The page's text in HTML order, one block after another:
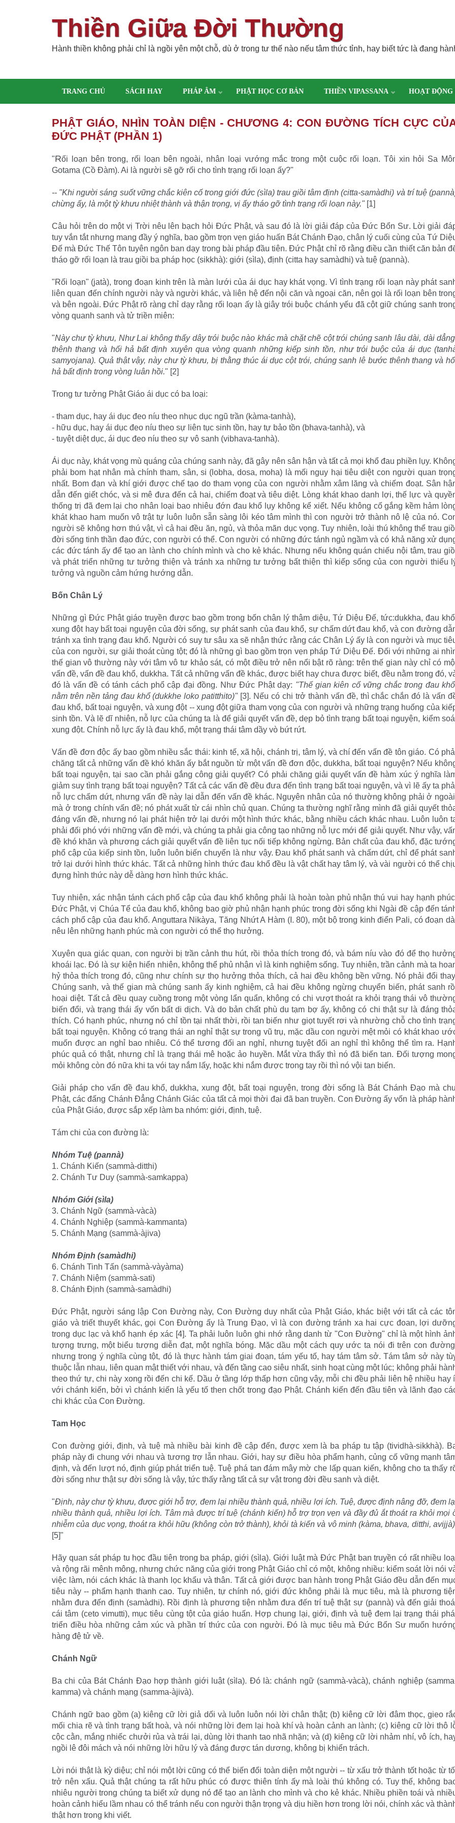
Thiền Giữa Đời Thường
Hành thiền không phải chỉ là ngồi yên một chỗ, dù ở trong tư thế nào nếu tâm thức tỉnh, hay biết tức là đang
TRANG CHỦ SÁCH HAY PHÁP ÂM PHẬT HỌC CƠ BẢN THIỀN VIPASSANA HOẠT ĐỘNG
PHẬT GIÁO, NHÌN TOÀN DIỆN - CHƯƠNG 4: CON ĐƯỜNG TÍCH CỰC
ĐỨC PHẬT (PHẦN 1)
"Rối loạn bên trong, rối loạn bên ngoài, nhân loại vướng mắc trong một cuộc rối loạn. Tôi xin hỏi Sa
Gotama (Cồ Ðàm). Ai là người sẽ gỡ rối cho tình trạng rối loạn ấy?"
-- "Khi người sáng suốt vững chắc kiên cố trong giới đức (sìla) trau giồi tâm định (citta-samàdhi) và trí tuệ
chừng ấy, là một tỳ khưu nhiệt thành và thận trọng, vị ấy tháo gỡ tình trạng rối loạn này." [1]
Câu hỏi trên do một vị Trời nêu lên bạch hỏi Ðức Phật, và sau đó là lời giải đáp của Ðức Bổn Sư. Lời giải
tuy vắn tắt nhưng mang đầy ý nghĩa, bao gồm trọn vẹn giáo huấn Bát Chánh Ðạo, chân lý cuối cùng của Tứ
Ðế mà Ðức Thế Tôn tuyên ngôn ban dạy trong bài pháp đầu tiên. Ðức Phật chỉ rõ rằng điều cần thiết căn bản
tháo gỡ rối loạn là trau giồi ba pháp học (sikkhà): giới (sìla), định (citta hay samàdhi) và tuệ (pannà).
"Rối loạn" (jatà), trong đoạn kinh trên là màn lưới của ái dục hay khát vọng. Vì tình trạng rối loạn này phát
liên quan đến chính người này và người khác, và liên hệ đến nội căn và ngoại căn, nên gọi là rối loạn bên
và bên ngoài. Ðức Phật rõ ràng chỉ dạy rằng rối loạn ấy là giây trói buộc chánh yếu đã cột giữ chúng sanh
vòng quanh sanh và tử triền miên:
"Này chư tỳ khưu, Như Lai không thấy dây trói buộc nào khác mà chặt chẽ cột trói chúng sanh lâu dài, dài
thênh thang và hối hả bất định xuyên qua vòng quanh những kiếp sinh tồn, như trói buộc của ái dục
samyojana). Quả thật vậy, này chư tỳ khưu, bị thằng thúc ái dục cột trói, chúng sanh lê bước thênh thang và
hả bất định trong vòng luân hồi." [2]
Trong tư tưởng Phật Giáo ái dục có ba loại:
- tham dục, hay ái dục đeo níu theo nhục dục ngũ trần (kàma-tanhà),
- hữu dục, hay ái dục đeo níu theo sự liên tục sinh tồn, hay tự bảo tồn (bhava-tanhà), và
- tuyệt diệt dục, ái dục đeo níu theo sự vô sanh (vibhava-tanhà).
Ái dục này, khát vọng mù quáng của chúng sanh này, đã gây nên sân hận và tất cả mọi khổ đau phiền lụy.
phải bom hạt nhân mà chính tham, sân, si (lobha, dosa, moha) là mối nguy hại tiêu diệt con người quan
nhất. Bom đạn và khí giới được chế tạo do tham vọng của con người nhằm xâm lăng và chiếm đoạt. Sân
dẫn đến giết chóc, và si mê đưa đến cả hai, chiếm đoạt và tiêu diệt. Lòng khát khao danh lợi, thế lực và
thống trị đã đem lại cho nhân loại bao nhiêu đớn đau khổ lụy không kể xiết. Nếu không cố gắng kềm hảm
khát khao ham muốn vô trật tự luôn luôn sẵn sàng lôi kéo tâm mình thì con người trở thành nô lệ của nó.
người sẽ không hơn thú vật, vì cả hai đều ăn, ngủ, và thỏa mãn dục vọng. Tuy nhiên, loài thú không thể trau
đời sống tinh thần đạo đức, con người có thể. Con người có những đức tánh ngủ ngầm và có khả năng xử
các đức tánh ấy để tạo an lành cho chính mình và cho kẻ khác. Nhưng nếu không quán chiếu nội tâm, trau
và phát triển những tư tưởng thiện và tránh xa những tư tưởng bất thiện thì kiếp sống của con người thiếu
tưởng và nguồn cảm hứng hướng dẫn.
Bốn Chân Lý
Những gì Ðức Phật giáo truyền được bao gồm trong bốn chân lý thâm diệu, Tứ Diệu Ðế, tức:dukkha, đau
xung đột hay bất toại nguyện của đời sống, sự phát sanh của đau khổ, sự chấm dứt đau khổ, và con đường
tránh xa tình trạng đau khổ. Người có suy tư sâu xa sẽ nhận thức rằng các Chân Lý ấy là con người và mục
của con người, sự giải thoát cùng tột; đó là những gì bao gồm trọn vẹn pháp Tứ Diệu Ðế. Ðối với những ai
thế gian vô thường này với tâm vô tư khảo sát, có một điều trở nên nổi bật rõ ràng: trên thế gian này chỉ có
vấn đề, vấn đề đau khổ, dukkha. Tất cả những vấn đề khác, được biết hay chưa được biết, đều nằm trong đó,
đó là vấn đề có tánh cách phổ cập đại đồng. Như Ðức Phật dạy: "Thế gian kiên cố vững chắc trong đau
nằm trên nền tảng đau khổ (dukkhe loko patitthito)"[3]. Nếu có chi trở thành vấn đề, thì chắc chắn đó là vấn
đau khổ, bất toại nguyện, và xung đột -- xung đột giữa tham vọng của con người và những trạng huống của
sinh tồn. Và lẽ dĩ nhiên, nỗ lực của chúng ta là để giải quyết vấn đề, dẹp bỏ tình trạng bất toại nguyện, kiểm
xung đột. Chính nỗ lực ấy là đau khổ, một trạng thái tâm dầy vò bứt rứt.
Vấn đề đơn độc ấy bao gồm nhiều sắc thái: kinh tế, xã hội, chánh trị, tâm lý, và chí đến vấn đề tôn giáo. Có
chăng tất cả những vấn đề khó khăn ấy bắt nguồn từ một vấn đề đơn độc, dukkha, bất toại nguyện? Nếu
bất toại nguyện, tại sao cần phải gắng công giải quyết? Có phải chăng giải quyết vấn đề hàm xúc ý nghĩa
giảm suy tình trạng bất toại nguyện? Tất cả các vấn đề đều đưa đến tình trạng bất toại nguyện, và vì lẽ ấy ta
nỗ lực chấm dứt, nhưng vấn đề này lại dẫn đến vấn đề khác. Nguyên nhân của nó thường không phải ở
mà ở trong chính vấn đề; nó phát xuất từ cái nhìn chủ quan. Chúng ta thường nghĩ rằng mình đã giải quyết
đáng vấn đề, nhưng nó lại phát hiện trở lại dưới một hình thức khác, bằng nhiều cách khác nhau. Luôn luôn
phải đối phó với những vấn đề mới, và chúng ta phải gia công tạo những nỗ lực mới để giải quyết. Như vậy,
đề khó khăn và phương cách giải quyết vấn đề liên tục nối tiếp không ngừng. Bản chất của đau khổ, đặc
phổ cập của kiếp sinh tồn, luôn luôn biến chuyển là như vậy. Ðau khổ phát sanh và chấm dứt, chỉ để phát
trở lại dưới hình thức khác. Tất cả những hình thức đau khổ đều là vật chất hay tâm lý, và vài người có thể
đựng hình thức này dễ dàng hơn hình thức khác.
Tuy nhiên, xác nhận tánh cách phổ cập của đau khổ không phải là hoàn toàn phủ nhận thú vui hay hạnh
Ðức Phật, vị Chúa Tể của đau khổ, không bao giờ phủ nhận hạnh phúc trong đời sống khi Ngài đề cập đến
cách phổ cập của đau khổ. Anguttara Nikàya, Tăng Nhứt A Hàm (I. 80), một bộ trong kinh điển Pali, có đoạn
nêu lên những hạnh phúc mà con người có thể thọ hưởng.
Xuyên qua giác quan, con người bị trần cảnh thu hút, rồi thỏa thích trong đó, và bám níu vào đó để thọ
khoái lạc. Ðó là sự kiện hiển nhiên, không thể phủ nhận vì là kinh nghiệm sống. Tuy nhiên, trần cảnh mà ta
hỷ thỏa thích trong đó, cũng như chính sự thọ hưởng thỏa thích, cả hai đều không bền vững. Nó phải đổi
Chúng sanh, và thế gian mà chúng sanh ấy kinh nghiệm, cả hai đều không ngừng chuyển biến, phát sanh
hoại diệt. Tất cả đều quay cuồng trong một vòng lẩn quẩn, không có chi vượt thoát ra khỏi trạng thái vô
biến đổi, và trạng thái ấy vốn bất di dịch. Và do bản chất phù du tạm bợ ấy, không có chi thật sự là đáng
thích. Có hạnh phúc, nhưng nó chỉ tồn tại nhất thời, rồi tan biến như giọt tuyết rơi và nhường chỗ cho tình
bất toại nguyện. Không có trạng thái an nghỉ thật sự trong vũ trụ, mặc dầu con người mệt mỏi có khát khao
muốn được an nghỉ bao nhiêu. Có thể tương đối an nghỉ, nhưng tuyệt đối an nghỉ thì không thể tìm ra.
phúc quả có thật, nhưng chỉ là trạng thái mê hoặc ảo huyền. Mắt vừa thấy thì nó đã biến tan. Ðối tượng
mỏi không còn đó nữa khi ta vói tay nắm lấy, hoặc khi nắm được trong tay rồi thì nó vội tan biến.
Giải pháp cho vấn đề đau khổ, dukkha, xung đột, bất toại nguyện, trong đời sống là Bát Chánh Ðạo mà
Phật, các đấng Chánh Ðẳng Chánh Giác của tất cả mọi thời đại đã ban truyền. Con Ðường ấy vốn là pháp
của Phật Giáo, được sắp xếp làm ba nhóm: giới, định, tuệ.
Tám chi của con đường là:
Nhóm Tuệ (pannà)
1. Chánh Kiến (sammà-ditthi)
2. Chánh Tư Duy (sammà-samkappa)
Nhóm Giới (sìla)
3. Chánh Ngữ (sammà-vàcà)
4. Chánh Nghiệp (sammà-kammanta)
5. Chánh Mạng (sammà-àjiva)
Nhóm Ðịnh (samàdhi)
6. Chánh Tinh Tấn (sammà-vàyàma)
7. Chánh Niệm (sammà-sati)
8. Chánh Ðịnh (sammà-samàdhi)
Ðức Phật, người sáng lập Con Ðường này, Con Ðường duy nhất của Phật Giáo, khác biệt với tất cả các
giáo và triết thuyết khác, gọi Con Ðường ấy là Trung Ðạo, vì là con đường tránh xa hai cực đoan, lợi
trong dục lạc và khổ hạnh ép xác [4]. Ta phải luôn luôn ghi nhớ rằng danh từ "Con Ðường" chỉ là một hình
tượng trưng, một biểu tượng diễn đạt, một nghĩa bóng. Mặc dầu một cách quy ước ta nói đi trên con
nhưng trong ý nghĩa cùng tột, đó là thực hành tám giai đoạn, tám yếu tố, hay tám tâm sở. Tám tâm sở này
thuộc lẫn nhau, liên quan mật thiết với nhau, và đến tầng cao siêu nhất, sinh hoạt cùng một lúc; không phải
theo thứ tự, chi này xong rồi đến chi kế. Dầu ở tầng lớp thấp hơn cũng vậy, mỗi chi đều phải liên hệ nhiều hay
với chánh kiến, bởi vì chánh kiến là yếu tố then chốt trong đạo Phật. Chánh kiến đến đầu tiên và lãnh đạo
chi khác của Con Ðường.
Tam Học
Con đường giới, định, và tuệ mà nhiều bài kinh đề cập đến, được xem là ba pháp tu tập (tividhà-sikkhà).
pháp này đi chung với nhau và tương trợ lẫn nhau. Giới, hay sự điều hòa phẩm hạnh, củng cố vững mạnh
định, và đến lượt nó, định giúp phát triển tuệ. Tuệ phá tan đám mây mờ che lấp quan kiến, không cho ta thấy
đời sống như thật sự đời sống là vậy, tức thấy rằng tất cả sự vật trong đời đều sanh và diệt.
"Ðịnh, này chư tỳ khưu, được giới hỗ trợ, đem lại nhiều thành quả, nhiều lợi ích. Tuệ, được định nâng đỡ, đem
nhiều thành quả, nhiều lợi ích. Tâm mà được trí tuệ (chánh kiến) hỗ trợ trọn vẹn và đầy đủ ắt thoát ra khỏi mọi
nhiễm của dục vọng, thoát ra khỏi hữu (không còn trở thành), khỏi tà kiến và vô minh (kàma, bhava, ditthi,
[5]"
Hãy quan sát pháp tu học đầu tiên trong ba pháp, giới (sìla). Giới luật mà Ðức Phật ban truyền có rất nhiều
và rộng rãi mênh mông, nhưng chức năng của giới trong Phật Giáo chỉ có một, không nhiều: kiểm soát lời nói
việc làm, nói cách khác là thanh lọc khẩu và thân. Tất cả giới được ban hành trong Phật Giáo đều dẫn đến
tiêu này -- phẩm hạnh thanh cao. Tuy nhiên, tự chính nó, giới đức không phải là mục tiêu, mà là phương
nhằm đưa đến định (samàdhi). Rồi định là phương tiện nhằm đưa đến trí tuệ thật sự (pannà) và đến giải
cái tâm (ceto vimutti), mục tiêu cùng tột của giáo huấn. Hợp chung lại, giới, định và tuệ đem lại trạng thái
triển điều hòa những cảm xúc và phần trí thức của con người. Ðó là mục tiêu mà Ðức Bổn Sư muốn
hàng đệ tử về.
Chánh Ngữ
Ba chi của Bát Chánh Ðạo hợp thành giới luật (sìla). Ðó là: chánh ngữ (sammà-vàcà), chánh nghiệp
kamma) và chánh mạng (samma-àjivà).
Chánh ngữ bao gồm (a) kiêng cữ lời giả dối và luôn luôn nói lời chân thật; (b) kiêng cữ lời đâm thọc, gieo
mối chia rẽ và tình trạng bất hoà, và nói những lời đem lại hoà khí và hoàn cảnh an lành; (c) kiêng cữ lời thô
cộc cằn, mắng nhiếc chưởi rủa và trái lại, dùng lời thanh tao nhã nhặn; và (d) kiêng cữ lời nhảm nhí, vô ích,
ngồi lê đôi mách và nói những lời hữu lý và đáng được tán dương, không bị khiển trách.
Lời nói thật là kỳ diệu; chỉ nói một lời cũng có thể biến đổi toàn diện một người -- từ xấu trở thành tốt hoặc từ
trở nên xấu. Quả thật chúng ta rất hữu phúc có được thiên tính ấy mà loài thú không có. Tuy thế, không
nhiêu người trong chúng ta biết xử dụng nó để tạo an lành cho mình và cho kẻ khác. Nhiều phiền toái và
hoàn cảnh hiểu lầm nhau có thể tránh nếu con người thận trọng và dịu hiền hơn trong lời nói, chính xác và
thật hơn trong khi viết.